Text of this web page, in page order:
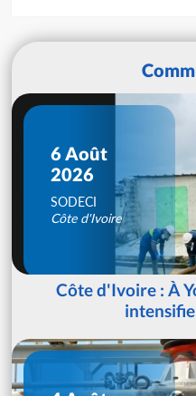
6 Août
2026
SODECI
Côte d'Ivoire
Côte d'Ivoire : À